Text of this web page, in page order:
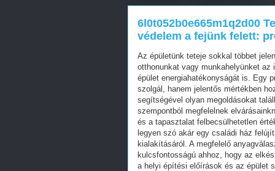
6l0t052b0e665m1q2d00
védelem a fejünk felett:
Az épületünk teteje sokkal többet
otthonunkat vagy munkahelyünket az
épület energiahatékonyságát is. Egy
szolgál, hanem jelentős mértékben
segítségével olyan megoldásokat
szempontból megfelelnek
és a tapasztalat felbecsülhetetlen
legyen szó akár egy családi ház
kialakításáról. A megfelelő
kulcsfontosságú ahhoz, hogy az
a helyi építési előírások és az épület